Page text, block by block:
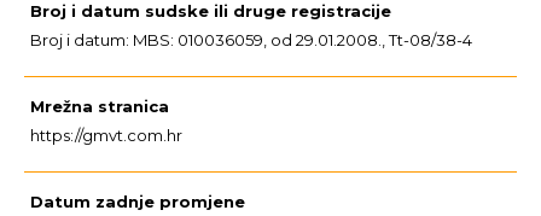
Broj i datum sudske ili druge registracije
Broj i datum: MBS: 010036059, od 29.01.2008., Tt-08/38-4
Mrežna stranica
https://gmvt.com.hr
Datum zadnje promjene